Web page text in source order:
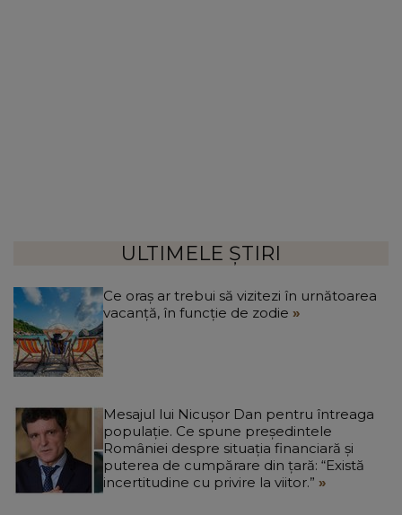
ULTIMELE ȘTIRI
Ce oraș ar trebui să vizitezi în urnătoarea
vacanță, în funcție de zodie
Mesajul lui Nicușor Dan pentru întreaga
populație. Ce spune președintele
României despre situația financiară și
puterea de cumpărare din țară: “Există
incertitudine cu privire la viitor.”